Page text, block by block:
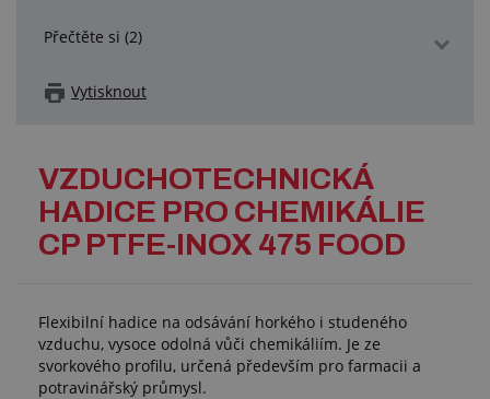
Přečtěte si (2)
Vytisknout
VZDUCHOTECHNICKÁ
HADICE PRO CHEMIKÁLIE
CP PTFE-INOX 475 FOOD
Flexibilní hadice na odsávání horkého i studeného
vzduchu, vysoce odolná vůči chemikáliím. Je ze
svorkového profilu, určená především pro farmacii a
potravinářský průmysl.